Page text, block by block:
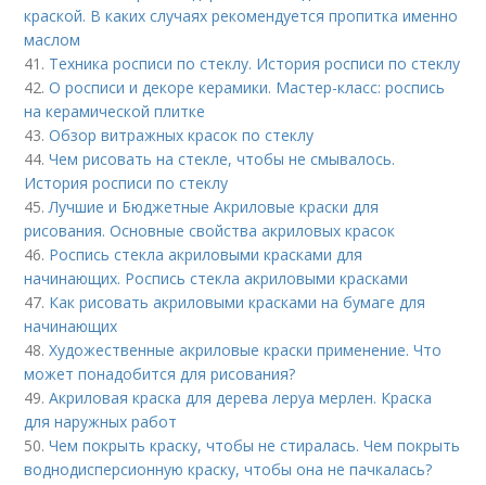
краской. В каких случаях рекомендуется пропитка именно
маслом
41. Техника росписи по стеклу. История росписи по стеклу
42.О росписи и декоре керамики. Мастер-класс: роспись
на керамической плитке
43.Обзор витражных красок по стеклу
44.Чем рисовать на стекле, чтобы не смывалось.
История росписи по стеклу
45. Лучшие и Бюджетные Акриловые краски для
рисования. Основные свойства акриловых красок
46. Роспись стекла акриловыми красками для
начинающих. Роспись стекла акриловыми красками
47. Как рисовать акриловыми красками на бумаге для
начинающих
48.Художественные акриловые краски применение. Что
может понадобится для рисования?
49.Акриловая краска для дерева леруа мерлен. Краска
для наружных работ
50.Чем покрыть краску, чтобы не стиралась. Чем покрыть
воднодисперсионную краску, чтобы она не пачкалась?